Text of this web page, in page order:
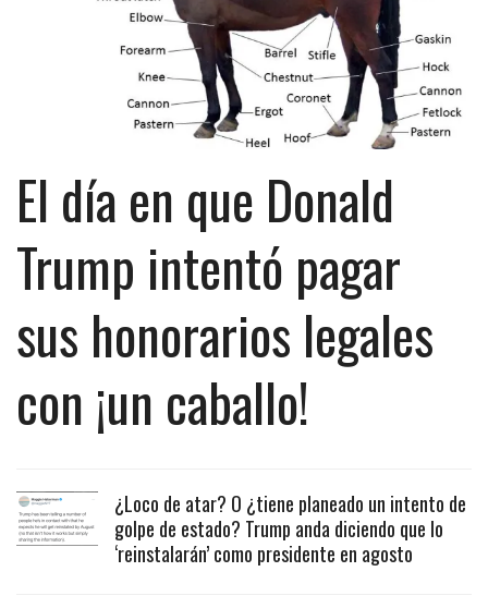
El día en que Donald
Trump intentó pagar
sus honorarios legales
con ¡un caballo!
¿Loco de atar? O ¿tiene planeado un intento de
golpe de estado? Trump anda diciendo que lo
‘reinstalarán’ como presidente en agosto